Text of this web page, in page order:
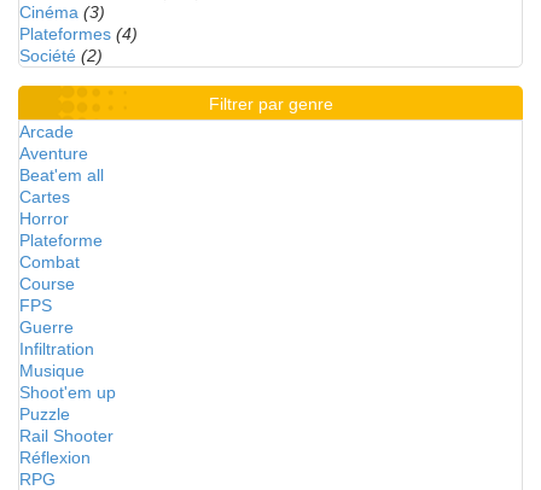
Cinéma (3)
Plateformes (4)
Société (2)
Filtrer par genre
Arcade
Aventure
Beat'em all
Cartes
Horror
Plateforme
Combat
Course
FPS
Guerre
Infiltration
Musique
Shoot'em up
Puzzle
Rail Shooter
Réflexion
RPG